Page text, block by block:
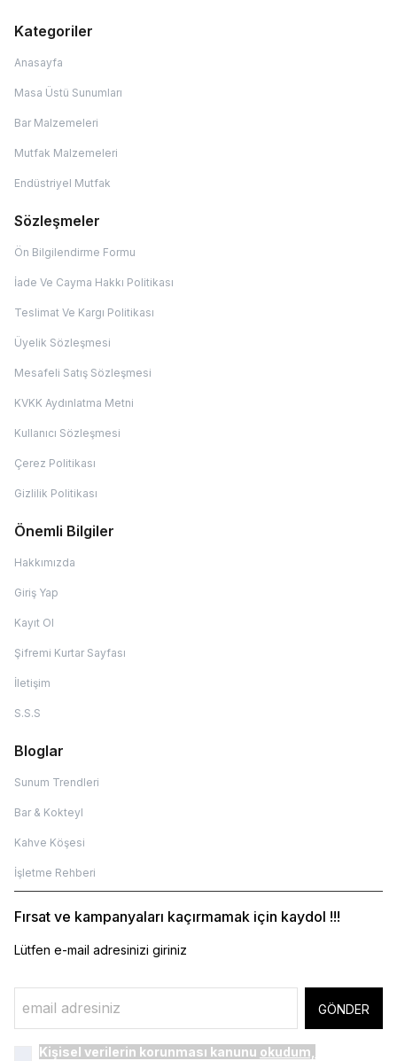
Kategoriler
Anasayfa
Masa Üstü Sunumları
Bar Malzemeleri
Mutfak Malzemeleri
Endüstriyel Mutfak
Sözleşmeler
Ön Bilgilendirme Formu
İade Ve Cayma Hakkı Politikası
Teslimat Ve Kargı Politikası
Üyelik Sözleşmesi
Mesafeli Satış Sözleşmesi
KVKK Aydınlatma Metni
Kullanıcı Sözleşmesi
Çerez Politikası
Gizlilik Politikası
Önemli Bilgiler
Hakkımızda
Giriş Yap
Kayıt Ol
Şifremi Kurtar Sayfası
İletişim
S.S.S
Bloglar
Sunum Trendleri
Bar & Kokteyl
Kahve Köşesi
İşletme Rehberi
Fırsat ve kampanyaları kaçırmamak için kaydol !!!
Lütfen e-mail adresinizi giriniz
GÖNDER
Kişisel verilerin korunması kanunu okudum,